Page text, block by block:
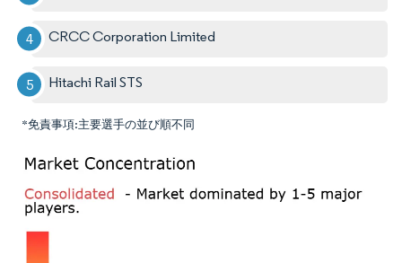
CRCC Corporation Limited
Hitachi Rail STS
*免責事項:主要選手の並び順不同